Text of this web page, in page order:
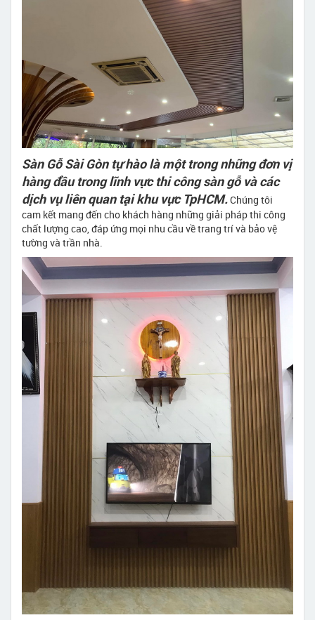
Sàn Gỗ Sài Gòn tự hào là một trong những đơn vị
hàng đầu trong lĩnh vực thi công sàn gỗ và các
dịch vụ liên quan tại khu vực TpHCM.Chúng tôi
cam kết mang đến cho khách hàng những giải pháp thi công
chất lượng cao, đáp ứng mọi nhu cầu về trang trí và bảo vệ
tường và trần nhà.